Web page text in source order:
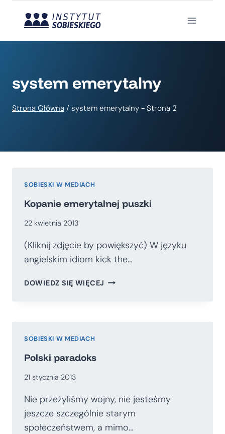
system emerytalny
Strona Główna / system emerytalny - Strona 2
SOBIESKI W MEDIACH
Kopanie emerytalnej puszki
22 kwietnia 2013
(Kliknij zdjęcie by powiększyć) W języku
angielskim idiom kick the…
DOWIEDZ SIĘ WIĘCEJ KOPANIE
SOBIESKI W MEDIACH
Polski paradoks
21 stycznia 2013
Nie przeżyliśmy wojny, nie jesteśmy
jeszcze szczególnie starym
społeczeństwem, a mimo…